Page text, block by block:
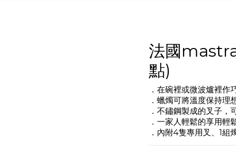
法國
點)
．在碗裡或微波爐裡作
．蠟燭可將溫度保持理
．不鏽鋼製成的叉子，
．一家人輕鬆的享用輕
．內附4隻專用叉、1組